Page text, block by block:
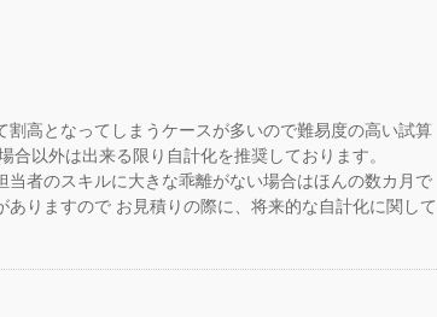
割高となってしまうケースが多いので難易度の高い試算
以外は出来る限り自計化を推奨しております。
者のスキルに大きな乖離がない場合はほんの数カ月で
りますので お見積りの際に、将来的な自計化に関して